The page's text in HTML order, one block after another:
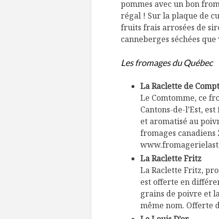
pommes avec un bon
régal ! Sur la plaque de
fruits frais arrosées de
canneberges séchées
Les fromages du Québec
La Raclette de
Le Comtomme, ce
Cantons-de-l’Est,
et aromatisé au
fromages canadiens
La Raclette Fritz
La Raclette Fritz,
est offerte en
grains de poivre et
même nom. Offerte